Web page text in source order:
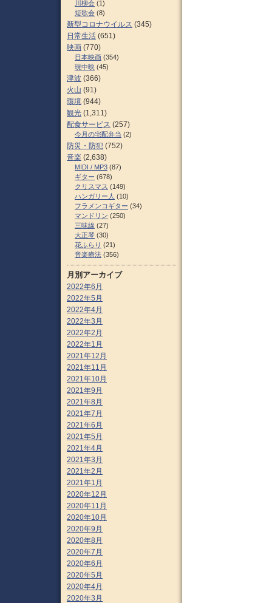
川柳会 (1)
短歌会 (8)
新型コロナウイルス (345)
日常生活 (651)
映画 (770)
日本映画 (354)
現中映 (45)
津波 (366)
火山 (91)
環境 (944)
観光 (1,311)
配食サービス (257)
今月の宅配弁当 (2)
防災・防犯 (752)
音楽 (2,638)
MIDI / MP3 (87)
ギター (678)
クリスマス (149)
ハンガリー人 (10)
フラメンコギター (34)
マンドリン (250)
三味線 (27)
大正琴 (30)
花ふらり (21)
音楽療法 (356)
月別アーカイブ
2022年6月
2022年5月
2022年4月
2022年3月
2022年2月
2022年1月
2021年12月
2021年11月
2021年10月
2021年9月
2021年8月
2021年7月
2021年6月
2021年5月
2021年4月
2021年3月
2021年2月
2021年1月
2020年12月
2020年11月
2020年10月
2020年9月
2020年8月
2020年7月
2020年6月
2020年5月
2020年4月
2020年3月